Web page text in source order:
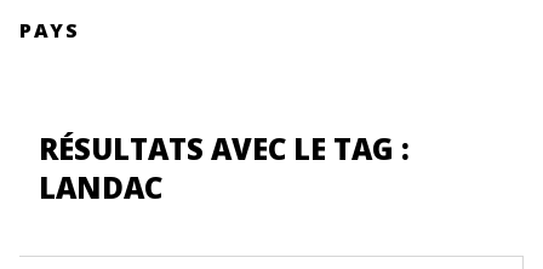
PAYS
RÉSULTATS AVEC LE TAG :
LANDAC